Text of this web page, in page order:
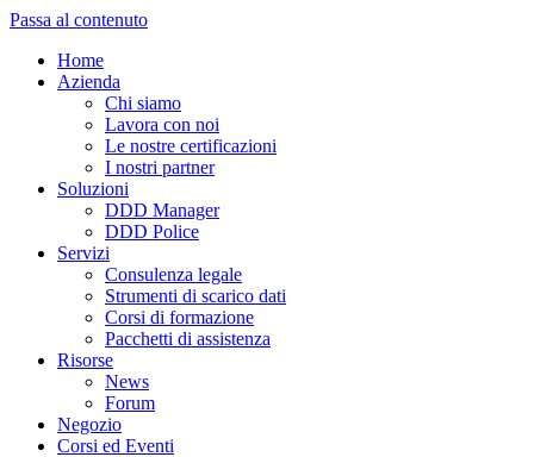
Passa al contenuto
Home
Azienda
Chi siamo
Lavora con noi
Le nostre certificazioni
I nostri partner
Soluzioni
DDD Manager
DDD Police
Servizi
Consulenza legale
Strumenti di scarico dati
Corsi di formazione
Pacchetti di assistenza
Risorse
News
Forum
Negozio
Corsi ed Eventi